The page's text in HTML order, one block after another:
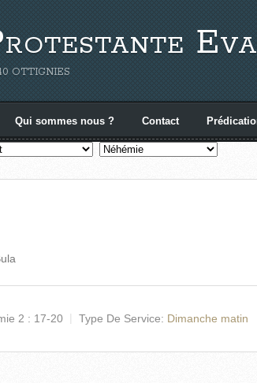
OTTIGNIES
Qui sommes nous ? Contact
2 : 17-20 Type De Service: Dimanche matin